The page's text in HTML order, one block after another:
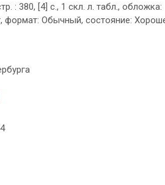
: 380, [4] с., 1 скл. л. табл., обложка:
формат: Обычный, состояние: